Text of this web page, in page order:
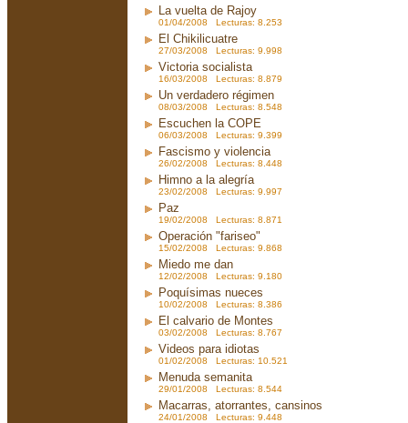
La vuelta de Rajoy
01/04/2008 Lecturas: 8.253
El Chikilicuatre
27/03/2008 Lecturas: 9.998
Victoria socialista
16/03/2008 Lecturas: 8.879
Un verdadero régimen
08/03/2008 Lecturas: 8.548
Escuchen la COPE
06/03/2008 Lecturas: 9.399
Fascismo y violencia
26/02/2008 Lecturas: 8.448
Himno a la alegría
23/02/2008 Lecturas: 9.997
Paz
19/02/2008 Lecturas: 8.871
Operación "fariseo"
15/02/2008 Lecturas: 9.868
Miedo me dan
12/02/2008 Lecturas: 9.180
Poquísimas nueces
10/02/2008 Lecturas: 8.386
El calvario de Montes
03/02/2008 Lecturas: 8.767
Videos para idiotas
01/02/2008 Lecturas: 10.521
Menuda semanita
29/01/2008 Lecturas: 8.544
Macarras, atorrantes, cansinos
24/01/2008 Lecturas: 9.448